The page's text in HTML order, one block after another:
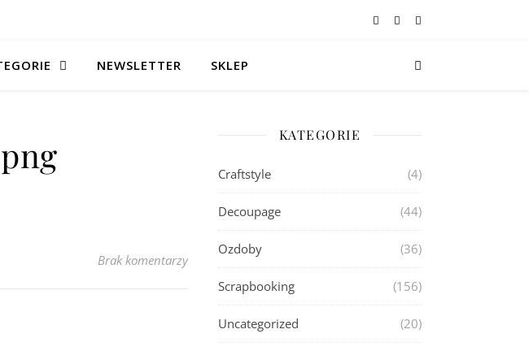
NEWSLETTER SKLEP
Brak komentarzy
KATEGORIE
Craftstyle (4)
Decoupage (44)
Ozdoby (36)
Scrapbooking (156)
Uncategorized (20)